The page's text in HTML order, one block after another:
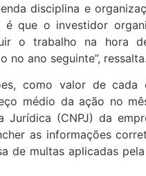
disciplina e
é que o investidor
o trabalho na hora
no ano seguinte”, ressalta.
como valor de cada
médio da ação no
(CNPJ) da
as informações
de multas aplicadas pela